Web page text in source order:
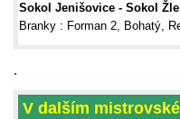
Sokol Jenišovice - Sokol
Branky : Forman 2, Bohatý,
.
V dalším